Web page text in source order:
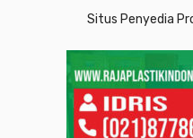
Situs Penyedia